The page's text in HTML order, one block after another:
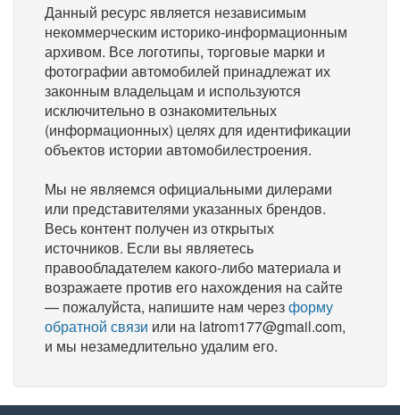
Данный ресурс является независимым
некоммерческим историко-информационным
архивом. Все логотипы, торговые марки и
фотографии автомобилей принадлежат их
законным владельцам и используются
исключительно в ознакомительных
(информационных) целях для идентификации
объектов истории автомобилестроения.
Мы не являемся официальными дилерами
или представителями указанных брендов.
Весь контент получен из открытых
источников. Если вы являетесь
правообладателем какого-либо материала и
возражаете против его нахождения на сайте
— пожалуйста, напишите нам черезформу
обратной связи или на latrom177@gmail.com,
и мы незамедлительно удалим его.